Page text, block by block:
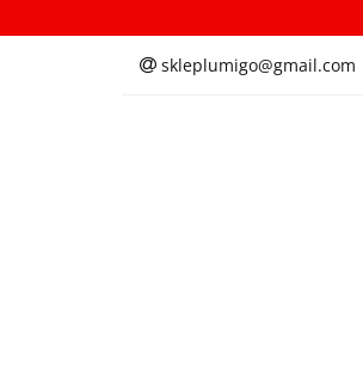
skleplumigo@gmail.com